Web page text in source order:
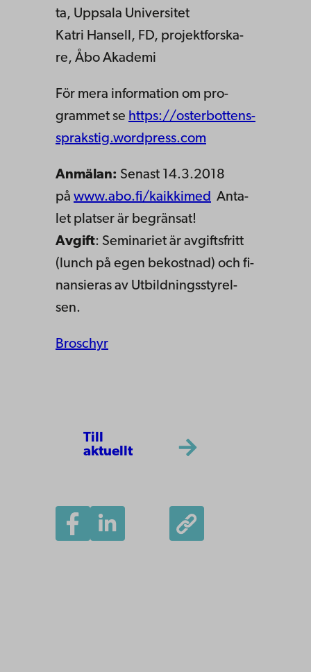
ta, Upp­sala Uni­ver­si­tet
Katri Han­sell, FD, pro­jekt­fors­ka­
re, Åbo Aka­de­mi
För mera in­for­ma­tion om pro­
gram­met se https://os­ter­bot­tens­
sprak­stig.word­press.com
An­mä­lan: Se­nast 14.3.2018
på www.abo.fi/ka­ik­ki­med An­ta­
let plat­ser är be­grän­sat!
Av­gift: Se­mi­na­ri­et är av­gifts­fritt
(lunch på egen be­kost­nad) och fi­
nan­si­e­ras av Ut­bild­nings­sty­rel­
sen.
Bro­schyr
Till
aktuellt